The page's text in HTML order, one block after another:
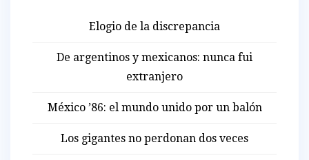
Elogio de la discrepancia
De argentinos y mexicanos: nunca fui
extranjero
México ’86: el mundo unido por un balón
Los gigantes no perdonan dos veces